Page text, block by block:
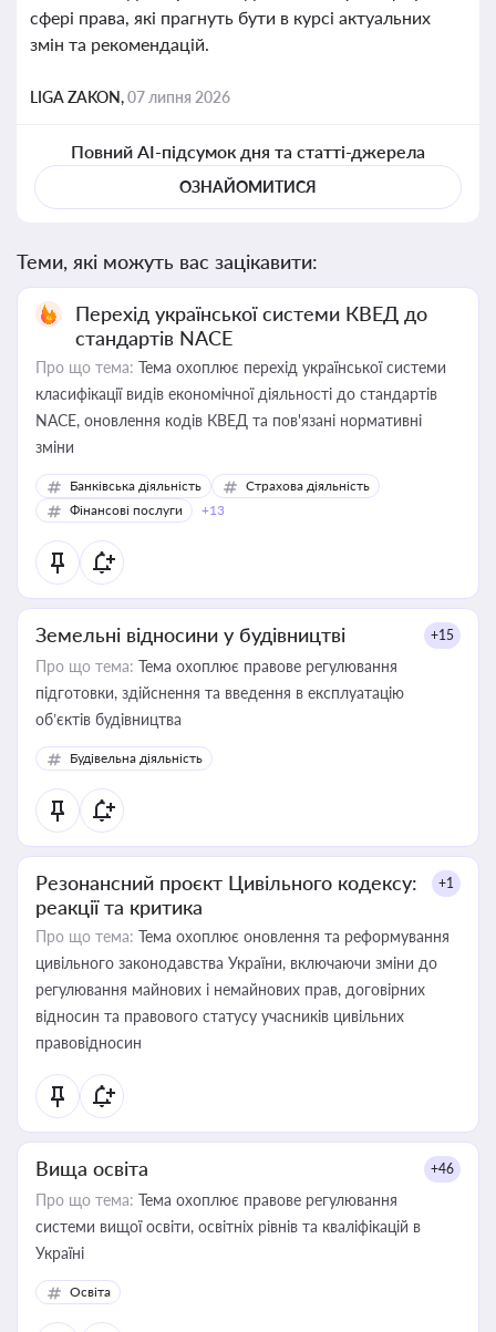
сфері права, які прагнуть бути в курсі актуальних
змін та рекомендацій.
LIGA ZAKON,07 липня 2026
Повний AI-підсумок дня та статті-джерела
ОЗНАЙОМИТИСЯ
Теми, які можуть вас зацікавити:
Перехід української системи КВЕД до
стандартів NACE
Про що тема: Тема охоплює перехід української системи
класифікації видів економічної діяльності до стандартів
NACE, оновлення кодів КВЕД та пов'язані нормативні
зміни
Банківська діяльність
Страхова діяльність
Фінансові послуги
+13
Земельні відносини у будівництві +15
Про що тема: Тема охоплює правове регулювання
підготовки, здійснення та введення в експлуатацію
об’єктів будівництва
Будівельна діяльність
Резонансний проєкт Цивільного кодексу:
реакції та критика
+1
Про що тема: Тема охоплює оновлення та реформування
цивільного законодавства України, включаючи зміни до
регулювання майнових і немайнових прав, договірних
відносин та правового статусу учасників цивільних
правовідносин
Вища освіта +46
Про що тема: Тема охоплює правове регулювання
системи вищої освіти, освітніх рівнів та кваліфікацій в
Україні
Освіта